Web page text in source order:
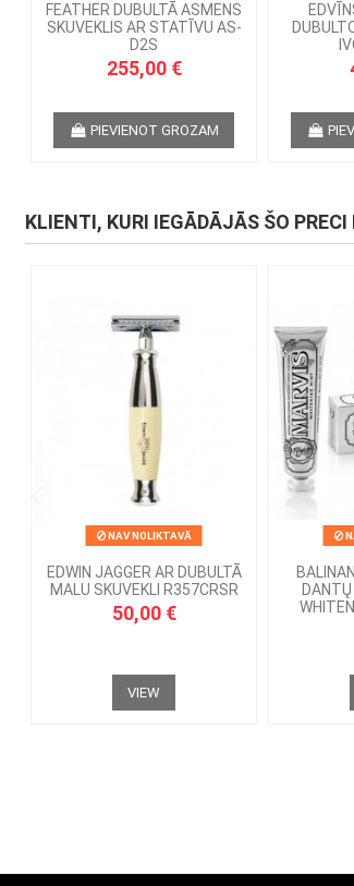
FEATHER DUBULTĀ ASMENS
SKUVEKLIS AR STATĪVU AS-
D2S
255,00 €
PIEVIENOT GROZAM
KLIENTI, KURI IEGĀDĀJĀS ŠO
NAV NOLIKTAVĀ
EDWIN JAGGER AR DUBULTĀ
MALU SKUVEKLI R357CRSR
50,00 €
VIEW